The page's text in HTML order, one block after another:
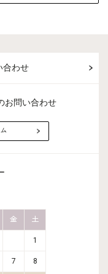
合わせ
お問い合わせ
金 土
1
7 8